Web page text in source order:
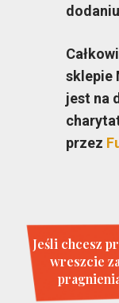
sklepie
jest na
przez
Jeśli chcesz
wreszcie